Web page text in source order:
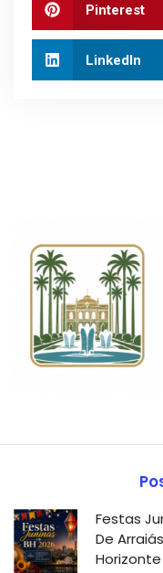
Pinterest
LinkedIn
Festas
De
Horizonte